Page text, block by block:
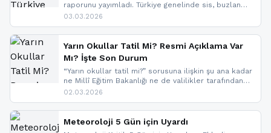
raporunu yayımladı. Türkiye genelinde sis, buzlanma
ve don beklenirken Doğu Anadolu ve Doğu
yapıldı. İşte son dakika meteoroloji gelişmeleri.
03.03.2026
Yarın Okullar Tatil Mi? Resmi Açıklama Var
Mı? İşte Son Durum
“Yarın okullar tatil mi?” sorusuna ilişkin şu ana kadar
ne Millî Eğitim Bakanlığı ne de valilikler tarafından
yapılmış resmi bir tatil açıklaması bulunmamaktadır.
paylaşacağız. En hızlı şekilde haberdar olmak için
sitemizi takip edebilir ve bildirimleri açabilirsiniz.
02.03.2026
Meteoroloji 5 Gün için Uyardı